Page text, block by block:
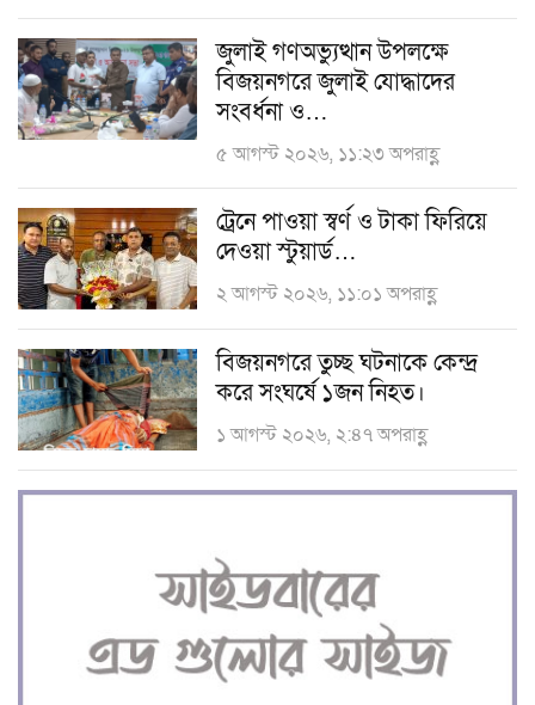
জুলাই গণঅভ্যুত্থান উপলক্ষে
বিজয়নগরে জুলাই যোদ্ধাদের
সংবর্ধনা ও…
৫ আগস্ট ২০২৬, ১১:২৩ অপরাহ্ণ
ট্রেনে পাওয়া স্বর্ণ ও টাকা ফিরিয়ে
দেওয়া স্টুয়ার্ড…
২ আগস্ট ২০২৬, ১১:০১ অপরাহ্ণ
বিজয়নগরে তুচ্ছ ঘটনাকে কেন্দ্র
করে সংঘর্ষে ১জন নিহত।
১ আগস্ট ২০২৬, ২:৪৭ অপরাহ্ণ